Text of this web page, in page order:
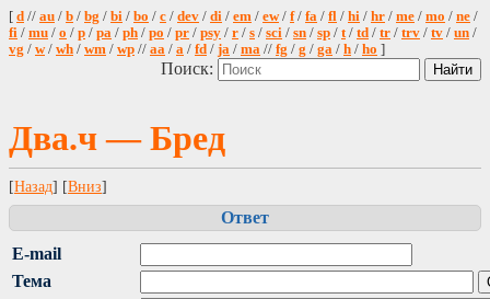
[ d // au / b / bg / bi / bo / c / dev / di / em / ew/ f/ fa / fl / hi / hr / me / mo / ne /
fi / mu / o / p / pa / ph / po / pr / psy / r / s / sci / sn / sp / t/ td / tr / trv / tv / un /
vg / w/ wh / wm / wp // aa / a / fd / ja / ma // fg / g / ga / h / ho ]
Поиск:
Два.ч — Бред
[Назад] [Вниз]
Ответ
E-mail
Тема